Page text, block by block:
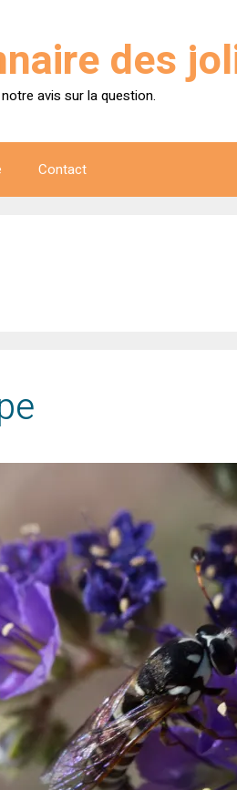
des
avis sur la question.
Contact